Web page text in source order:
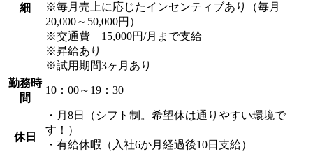
細
※毎月売上に応じたインセンティブあり（毎月
20,000～50,000円）
※交通費 15,000円/月まで支給
※昇給あり
※試用期間3ヶ月あり
勤務時
間
10：00～19：30
休日
・月8日（シフト制。希望休は通りやすい環境で
す！）
・有給休暇（入社6か月経過後10日支給）